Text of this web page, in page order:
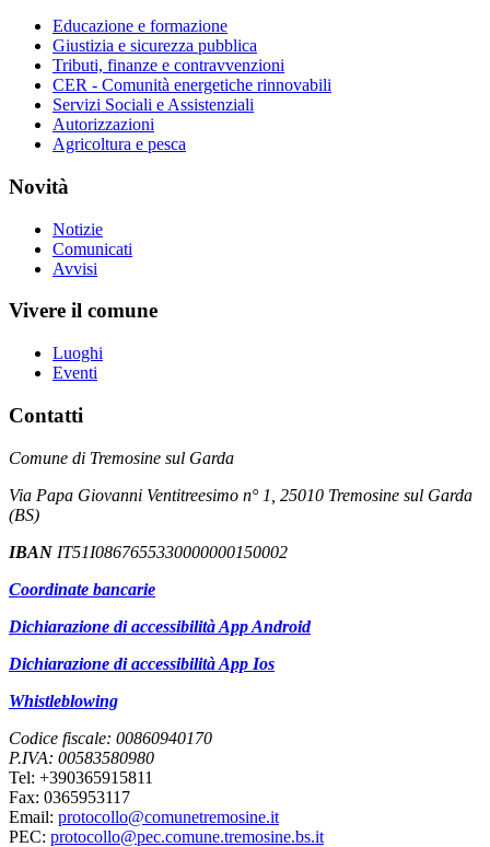
Educazione e formazione
Giustizia e sicurezza pubblica
Tributi, finanze e contravvenzioni
CER - Comunità energetiche rinnovabili
Servizi Sociali e Assistenziali
Autorizzazioni
Agricoltura e pesca
Novità
Notizie
Comunicati
Avvisi
Vivere il comune
Luoghi
Eventi
Contatti
Comune di Tremosine sul Garda
Via Papa Giovanni Ventitreesimo n° 1, 25010 Tremosine sul Garda
(BS)
IBAN IT51I0867655330000000150002
Coordinate bancarie
Dichiarazione di accessibilità App Android
Dichiarazione di accessibilità App Ios
Whistleblowing
Codice fiscale: 00860940170
P.IVA: 00583580980
Tel: +390365915811
Fax: 0365953117
Email: protocollo@comunetremosine.it
PEC: protocollo@pec.comune.tremosine.bs.it